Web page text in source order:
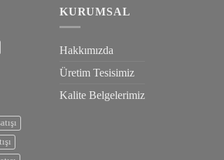
KURUMSAL
Hakkımızda
Üretim Tesisimiz
Kalite Belgelerimiz